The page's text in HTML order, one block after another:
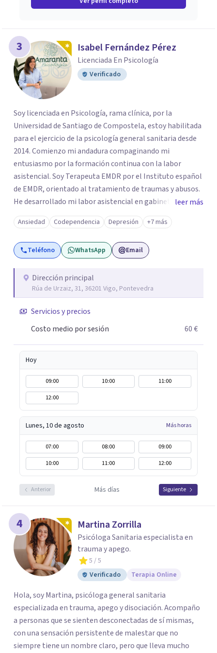
3 Isabel Fernández Pérez
Licenciada En Psicología
Verificado
Soy licenciada en Psicología, rama clínica, por la
Universidad de Santiago de Compostela, estoy habilitada
para el ejercicio de la psicología general sanitaria desde
2014. Comienzo mi andadura compaginando mi
entusiasmo por la formación continua con la labor
asistencial. Soy Terapeuta EMDR por el Instituto español
de EMDR, orientado al tratamiento de traumas y abusos.
He desarrollado mi labor asistencial en gabinetes de
psicología lo que me confiere una gran versatilidad a la
hora de trabajar con un amplio espectro de pacientes y
patologías.
leer más
Ansiedad Codependencia Depresión +7 más
Teléfono WhatsApp Email
Dirección principal
Rúa de Urzaiz, 31, 36201 Vigo, Pontevedra
Servicios y precios
Costo medio por sesión
60 €
Hoy
09:00 10:00
11:00
12:00
Lunes, 10 de agosto Más horas
07:00 08:00
09:00
10:00
11:00 12:00
Anterior Más días Siguiente
4 Martina Zorrilla
Psicóloga Sanitaria especialista en
trauma y apego.
5 / 5
Verificado
Terapia Online
Hola, soy Martina, psicóloga general sanitaria
especializada en trauma, apego y disociación. Acompaño
a personas que se sienten desconectadas de sí mismas,
con una sensación persistente de malestar que no
siempre tiene un nombre claro, pero que lleva mucho